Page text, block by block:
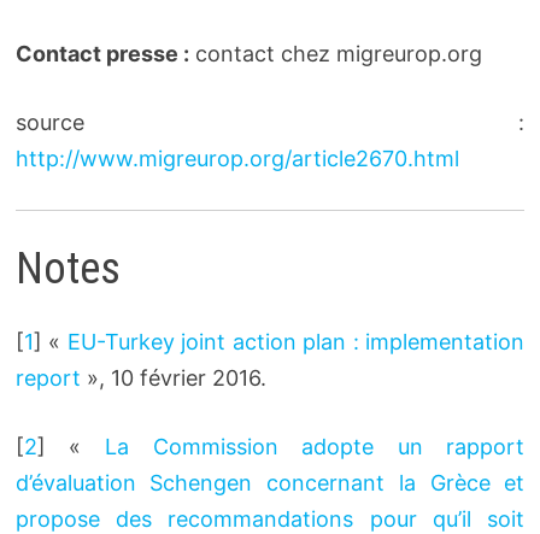
Contact presse : contact chez migreurop.org
source :
http://www.migreurop.org/article2670.html
Notes
[1] « EU-Turkey joint action plan : implementation
report », 10 février 2016.
[2] « La Commission adopte un rapport
d’évaluation Schengen concernant la Grèce et
propose des recommandations pour qu’il soit